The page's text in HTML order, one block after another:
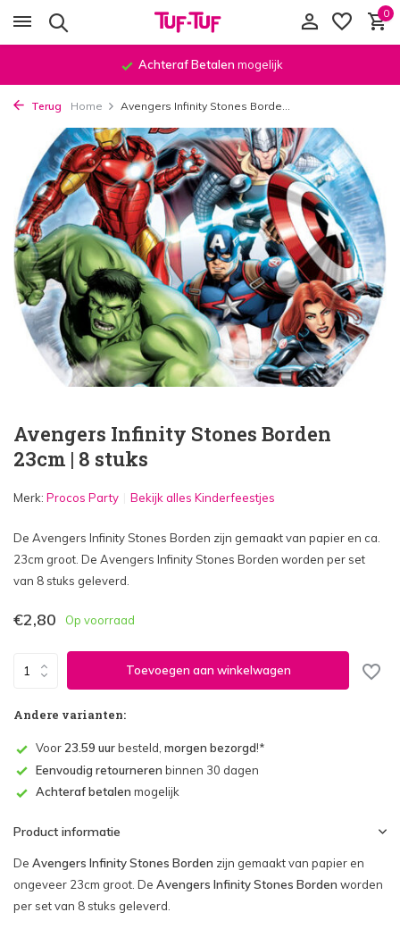
0
Achteraf Betalen mogelijk
Terug Home Avengers Infinity Stones Borde...
Avengers Infinity Stones Borden
23cm | 8 stuks
Merk: Procos Party Bekijk alles Kinderfeestjes
De Avengers Infinity Stones Borden zijn gemaakt van papier en ca.
23cm groot. De Avengers Infinity Stones Borden worden per set
van 8 stuks geleverd.
€2,80 Op voorraad
Toevoegen aan winkelwagen
Andere varianten:
Voor 23.59 uurbesteld, morgen bezorgd!*
Eenvoudig retourneren binnen 30 dagen
Achteraf betalen mogelijk
Product informatie
De Avengers Infinity Stones Borden zijn gemaakt van papier en
ongeveer 23cm groot. De Avengers Infinity Stones Borden worden
per set van 8 stuks geleverd.